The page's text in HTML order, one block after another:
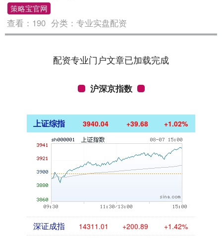
策略宝官网
查看： 190 分类：专业实盘配资
配资专业门户文章已加载完成
沪深京指数
上证综指 3940.04 +39.68 +1.02%
深证成指 14311.01 +200.89 +1.42%